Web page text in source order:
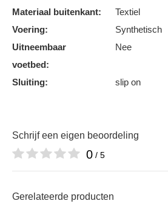
Materiaal buitenkant:
Textiel
Voering:
Synthetisch
Uitneembaar
voetbed:
Nee
Sluiting: slip on
Schrijf een eigen beoordeling
0 / 5
Gerelateerde producten